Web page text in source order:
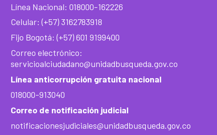
Línea Nacional: 018000-162226
Celular: (+57) 3162783918
Fijo Bogotá: (+57) 601 9199400
Correo electrónico:
servicioalciudadano@unidadbusqueda.gov.co
Línea anticorrupción gratuita nacional
018000-913040
Correo de notificación judicial
notificacionesjudiciales@unidadbusqueda.gov.co